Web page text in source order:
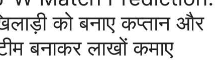
को बनाए कप्तान और
बनाकर लाखों कमाए